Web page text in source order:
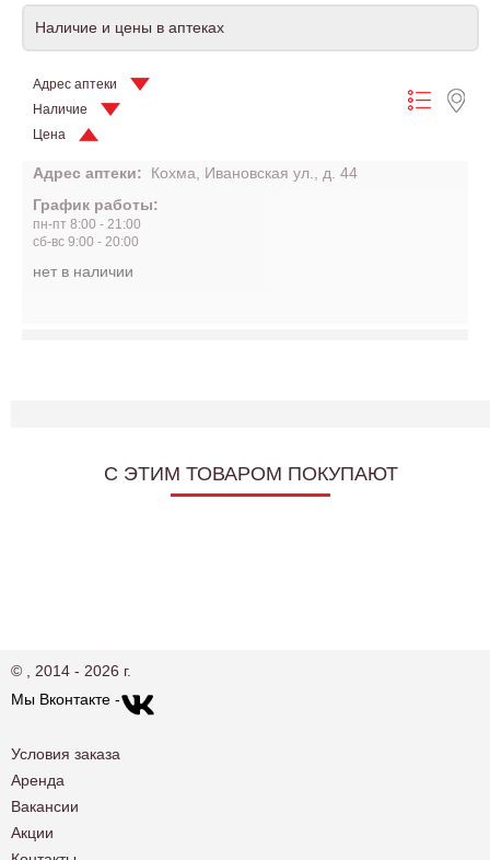
Наличие и цены в аптеках
Адрес аптеки
Наличие
Цена
Адрес аптеки:
Кохма, Ивановская ул., д. 44
График работы:
пн-пт 8:00 - 21:00
сб-вс 9:00 - 20:00
нет в наличии
C ЭТИМ ТОВАРОМ ПОКУПАЮТ
© , 2014 - 2026 г.
Мы Вконтакте -
Условия заказа
Аренда
Вакансии
Акции